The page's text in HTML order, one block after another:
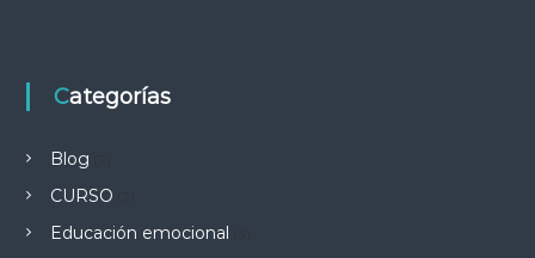
Categorías
Blog
CURSO
Educación emocional